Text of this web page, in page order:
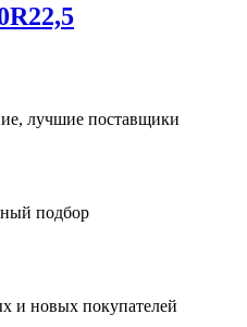
лучшие поставщики
подбор
и новых покупателей